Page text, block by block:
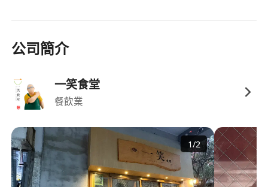
公司簡介
一笑食堂
餐飲業
1/2